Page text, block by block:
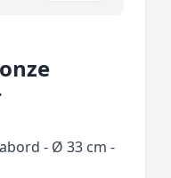
- Ø 33 cm -